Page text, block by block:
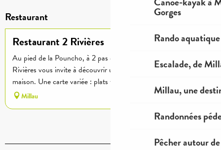
Gorges
Rando
Escalade, de
Millau, une
Randonnées
Pêcher autour
Restaurant
Restaurant 2 Rivières
Au pied de la Pouncho, à 2 pas du centre-ville, le restaurant 2
Rivières vous invite à découvrir une cuisine conviviale et faite
maison. Une carte variée : plats traditionnels,...
Millau